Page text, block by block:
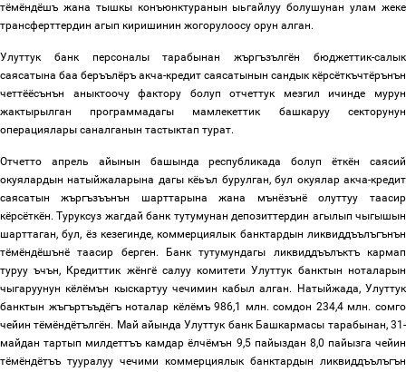
тёмёндёшъ жана тышкы конъюнктуранын ыьгайлуу болушунан улам жеке
трансферттердин агып киришинин жогорулоосу орун алган.
Улуттук банк персоналы тарабынан жъргъзългён бюджеттик-салык
саясатына баа беръълёръ акча-кредит саясатынын сандык кёрсёткъчтёрънън
четтёёсънън аныктоочу фактору болуп отчеттук мезгил ичинде мурун
жактырылган программадагы мамлекеттик башкаруу секторунун
операциялары саналганын тастыктап турат.
Отчетто апрель айынын башында республикада
болуп ёткён саясий
окуялардын натыйжаларына дагы кёьъл бурулган, бул окуялар акча-кредит
саясатын жъргъзъънън шарттарына жана мънёзънё олуттуу таасир
кёрсёткён. Туруксуз жагдай банк тутумунан депозиттердин агылып чыгышын
шарттаган, бул, ёз кезегинде, коммерциялык банктардын ликвиддъълъгънън
тёмёндёшънё таасир берген. Банк тутумундагы ликвиддъълъктъ кармап
туруу ъчън, Кредиттик жёнгё салуу комитети Улуттук банктын ноталарын
чыгаруунун кёлёмън кыскартуу чечимин кабыл алган. Натыйжада, Улуттук
банктын жъгъртъъдёгъ ноталар кёлёмъ 986,1 млн. сомдон 234,4 млн. сомго
чейин тёмёндётългён. Май айында Улуттук банк Башкармасы тарабынан,31-
майдан тартып милдеттъъ камдар ёлчёмън 9,5 пайыздан 8,0 пайызга чейин
тёмёндётъъ тууралуу чечими коммерциялык банктардын ликвиддъълъгън